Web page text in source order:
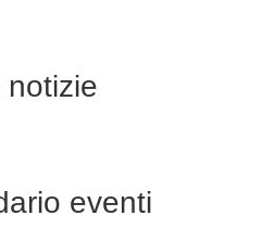
notizie
eventi